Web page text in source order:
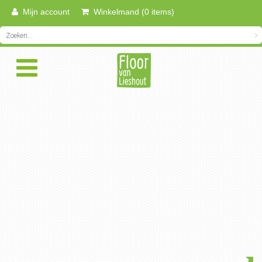
Mijn account Winkelmand (0 items)